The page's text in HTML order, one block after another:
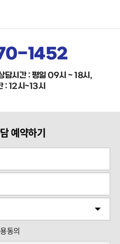
1452
담시간 : 평일 09시 ~ 18시,
: 12시~13시
예약하기
동의